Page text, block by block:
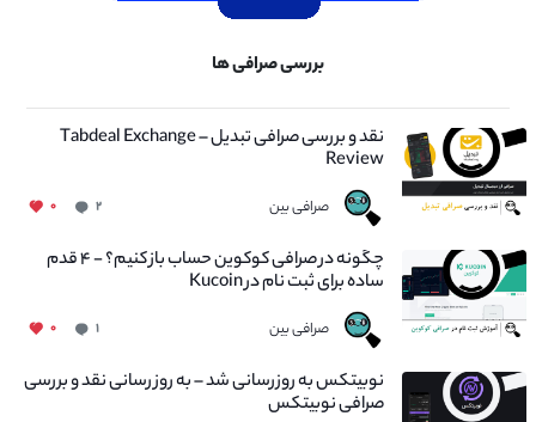
بررسی صرافی ها
نقد و بررسی صرافی تبدیل – Tabdeal Exchange
Review
صرافی بین ۲ ۰
چگونه در صرافی کوکوین حساب باز کنیم؟ - ۴ قدم
ساده برای ثبت نام در Kucoin
صرافی بین ۱ ۰
نوبیتکس به روزرسانی شد – به روز رسانی نقد و بررسی
صرافی نوبیتکس